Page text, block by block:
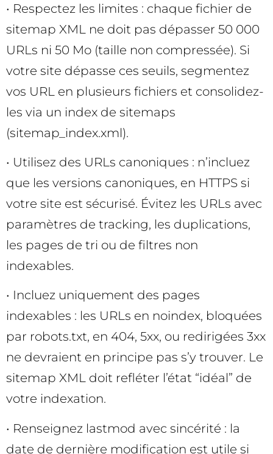
• Respectez les limites : chaque fichier de
sitemap XML ne doit pas dépasser 50 000
URLs ni 50 Mo (taille non compressée). Si
votre site dépasse ces seuils, segmentez
vos URL en plusieurs fichiers et consolidez-
les via un index de sitemaps
(sitemap_index.xml).
• Utilisez des URLs canoniques : n’incluez
que les versions canoniques, en HTTPS si
votre site est sécurisé. Évitez les URLs avec
paramètres de tracking, les duplications,
les pages de tri ou de filtres non
indexables.
• Incluez uniquement des pages
indexables : les URLs en noindex, bloquées
par robots.txt, en 404, 5xx, ou redirigées 3xx
ne devraient en principe pas s’y trouver. Le
sitemap XML doit refléter l’état “idéal” de
votre indexation.
• Renseignez lastmod avec sincérité : la
date de dernière modification est utile si